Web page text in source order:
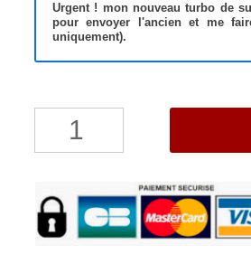
Urgent ! mon nouveau turbo de
pour envoyer l'ancien et me
uniquement).
quantité
Volkswagen
Beetle